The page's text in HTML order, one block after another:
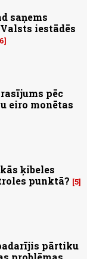
saņems
iestādēs
6
pēc
eiro monētas
ķibeles
punktā? 5
pārtiku